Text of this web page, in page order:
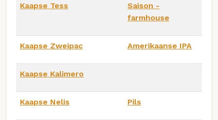
Kaapse Tess
Saison -
farmhouse
Kaapse Zweipac Amerikaanse IPA
Kaapse Kalimero
Kaapse Nelis Pils